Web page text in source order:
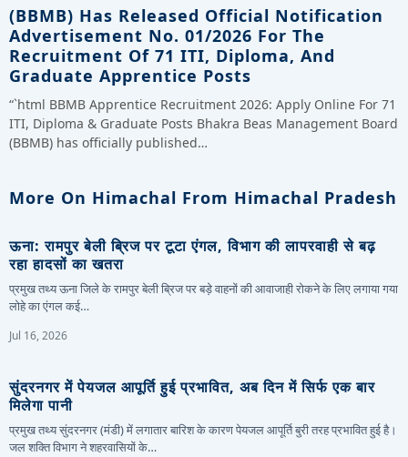
(BBMB) Has Released Official Notification
Advertisement No. 01/2026 For The
Recruitment Of 71 ITI, Diploma, And
Graduate Apprentice Posts
“`html BBMB Apprentice Recruitment 2026: Apply Online For 71
ITI, Diploma & Graduate Posts Bhakra Beas Management Board
(BBMB) has officially published…
More On Himachal From Himachal Pradesh
ऊना: रामपुर बेली ब्रिज पर टूटा एंगल, विभाग की लापरवाही से बढ़
रहा हादसों का खतरा
प्रमुख तथ्य ऊना जिले के रामपुर बेली ब्रिज पर बड़े वाहनों की आवाजाही रोकने के लिए लगाया गया
लोहे का एंगल कई…
Jul 16, 2026
सुंदरनगर में पेयजल आपूर्ति हुई प्रभावित, अब दिन में सिर्फ एक बार
मिलेगा पानी
प्रमुख तथ्य सुंदरनगर (मंडी) में लगातार बारिश के कारण पेयजल आपूर्ति बुरी तरह प्रभावित हुई है।
जल शक्ति विभाग ने शहरवासियों के…